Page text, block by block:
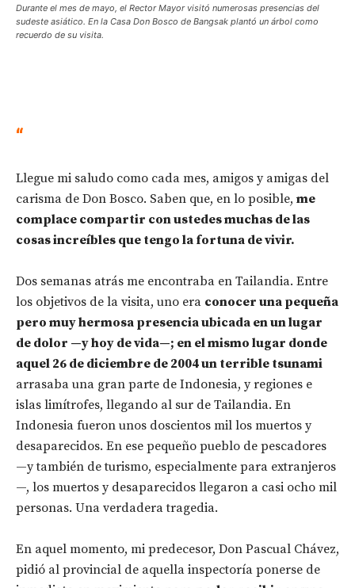
Durante el mes de mayo, el Rector Mayor visitó numerosas presencias del
sudeste asiático. En la Casa Don Bosco de Bangsak plantó un árbol como
recuerdo de su visita.
“
Llegue mi saludo como cada mes, amigos y amigas del
carisma de Don Bosco. Saben que, en lo posible, me
complace compartir con ustedes muchas de las
cosas increíbles que tengo la fortuna de vivir.
Dos semanas atrás me encontraba en Tailandia. Entre
los objetivos de la visita, uno era conocer una pequeña
pero muy hermosa presencia ubicada en un lugar
de dolor —y hoy de vida—; en el mismo lugar donde
aquel 26 de diciembre de 2004 un terrible tsunami
arrasaba una gran parte de Indonesia, y regiones e
islas limítrofes, llegando al sur de Tailandia. En
Indonesia fueron unos doscientos mil los muertos y
desaparecidos. En ese pequeño pueblo de pescadores
—y también de turismo, especialmente para extranjeros
—, los muertos y desaparecidos llegaron a casi ocho mil
personas. Una verdadera tragedia.
En aquel momento, mi predecesor, Don Pascual Chávez,
pidió al provincial de aquella inspectoría ponerse de